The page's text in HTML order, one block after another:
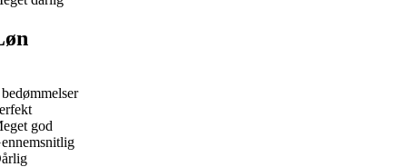
god